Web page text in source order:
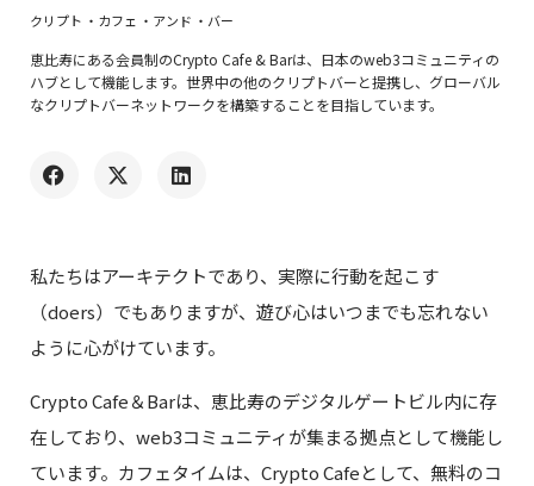
クリプト ・カフェ ・アンド ・バー
恵比寿にある会員制のCrypto Cafe & Barは、日本のweb3コミュニティの
ハブとして機能します。世界中の他のクリプトバーと提携し、グローバル
なクリプトバーネットワークを構築することを目指しています。
私たちはアーキテクトであり、実際に行動を起こす
（doers）でもありますが、遊び心はいつまでも忘れない
ように心がけています。
Crypto Cafe＆Barは、恵比寿のデジタルゲートビル内に存
在しており、web3コミュニティが集まる拠点として機能し
ています。カフェタイムは、Crypto Cafeとして、無料のコ